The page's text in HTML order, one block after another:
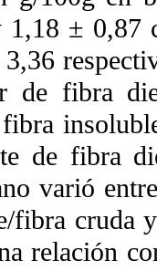
± 0,87
de fibra
fibra
de fibra
varió
fibra cruda
relación